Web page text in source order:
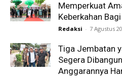
Memperkuat
Keberkahan
Redaksi - 7 Agustus
Tiga Jembatan
Segera
Anggarannya